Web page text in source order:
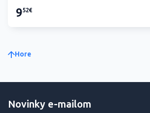
952€
Hore
Novinky e-mailom